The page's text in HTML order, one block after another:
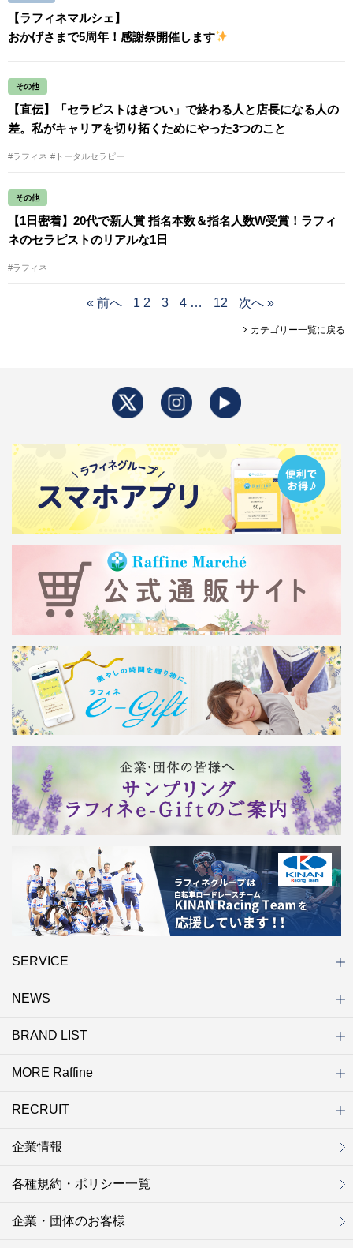
【ラフィネマルシェ】
おかげさまで5周年！感謝祭開催します
その他
【直伝】「セラピストはきつい」で終わる人と店長になる人の
差。私がキャリアを切り拓くためにやった3つのこと
#ラフィネ #トータルセラピー
その他
【1日密着】20代で新人賞 指名本数＆指名人数W受賞！ラフィ
ネのセラピストのリアルな1日
#ラフィネ
« 前へ 1 2 3 4 … 12 次へ »
カテゴリー一覧に戻る
SERVICE
初めての方へ
店舗検索
キャンペーン
ラフィネ マルシェ（通販サイト）
WEB予約
よくある質問（Q&A）
サイトマップ
NEWS
ニュース一覧
お知らせ
オープン
クローズ
リニューアル
その他
BRAND LIST
ブランド一覧
ラフィネ
グランラフィネ
バダンバルー
ラフィネプリュス
プチラフィネ
整体ナチュラルボディ
トータルセラピー
フットデザイン
REFLE（リフレ）
Raffine TOKYO
ラフィネ ランニングスタイル
MORE Raffine
MORE Raffine
ラフィネのこだわり
ラフィネのひみつ
お得で便利なサービス
ラフィネギフト
ラフィネグループアスリート
RECRUIT
セラピスト採用
新卒採用
研修サイト
NOWON!!
企業情報
各種規約・ポリシー一覧
企業・団体のお客様